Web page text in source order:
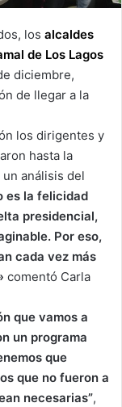
los alcaldes
de Los Lagos
diciembre,
de llegar a la
los dirigentes y
hasta la
análisis del
es la felicidad
presidencial,
Por eso,
cada vez más
comentó Carla
que vamos a
un programa
que
que no fueron a
necesarias”,